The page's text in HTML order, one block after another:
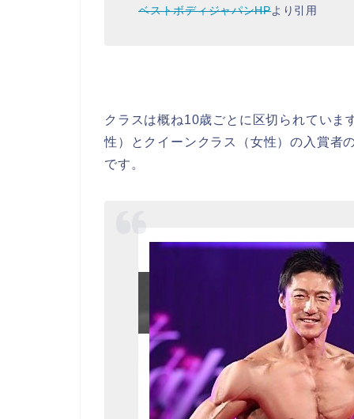
ベストボディジャパンHPより引用
クラスは概ね10歳ごとに区切られてい
性）とクイーンクラス（女性）の入賞者
です。